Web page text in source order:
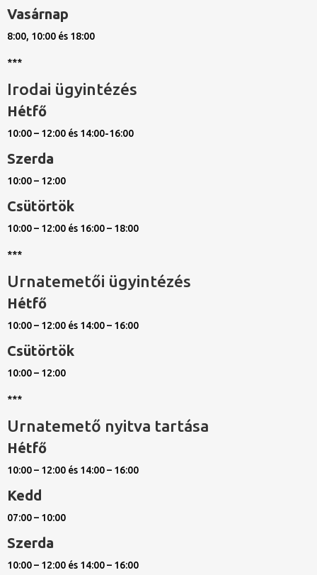
Vasárnap
8:00, 10:00 és 18:00
***
Irodai ügyintézés
Hétfő
10:00 – 12:00 és 14:00-16:00
Szerda
10:00 – 12:00
Csütörtök
10:00 – 12:00 és 16:00 – 18:00
***
Urnatemetői ügyintézés
Hétfő
10:00 – 12:00 és 14:00 – 16:00
Csütörtök
10:00 – 12:00
***
Urnatemető nyitva tartása
Hétfő
10:00 – 12:00 és 14:00 – 16:00
Kedd
07:00 – 10:00
Szerda
10:00 – 12:00 és 14:00 – 16:00